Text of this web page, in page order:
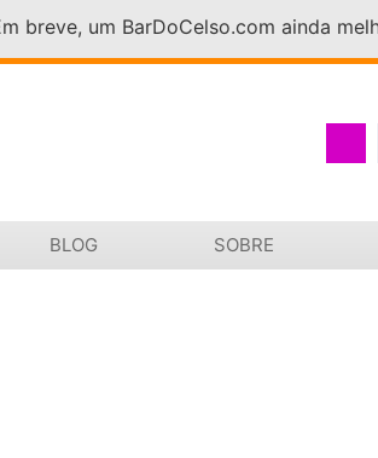
breve, um BarDoCelso.com ainda
BLOG SOBRE